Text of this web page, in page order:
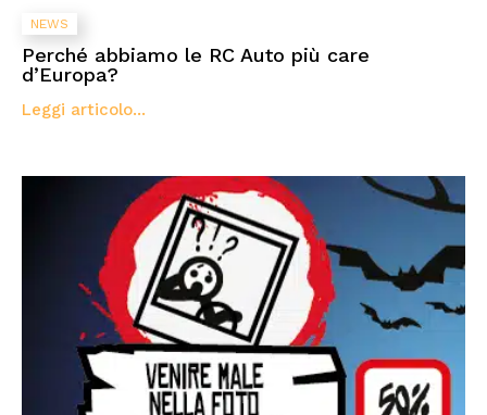
NEWS
Perché abbiamo le RC Auto più care
d’Europa?
Leggi articolo...